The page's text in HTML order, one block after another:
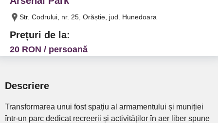
Str. Codrului, nr. 25, Orăștie, jud. Hunedoara
Prețuri de la:
20 RON / persoană
Descriere
Transformarea unui fost spațiu al armamentului și muniției
într-un parc dedicat recreerii și activităților în aer liber spune